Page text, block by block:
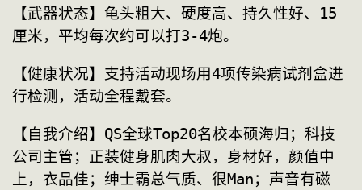
【武器状态】龟头粗大、硬度高、持久性好、15
厘米，平均每次约可以打3-4炮。
【健康状况】支持活动现场用4项传染病试剂盒进
行检测，活动全程戴套。
【自我介绍】QS全球Top20名校本硕海归；科技
公司主管；正装健身肌肉大叔，身材好，颜值中
上，衣品佳；绅士霸总气质、很Man；声音有磁